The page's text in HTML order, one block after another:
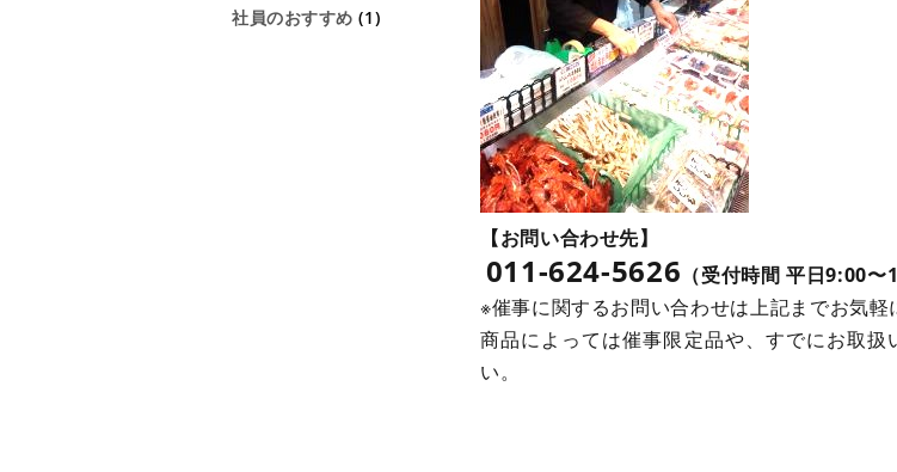
社員のおすすめ (1)
【お問い合わせ先】
011-624-5626 （受付時間 平日9:00〜
※催事に関するお問い合わせは上記までお気軽
商品によっては催事限定品や、すでにお取
い。